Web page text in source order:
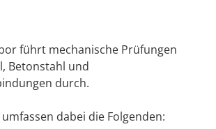
führt mechanische Prüfungen
Betonstahl und
durch.
dabei die Folgenden: